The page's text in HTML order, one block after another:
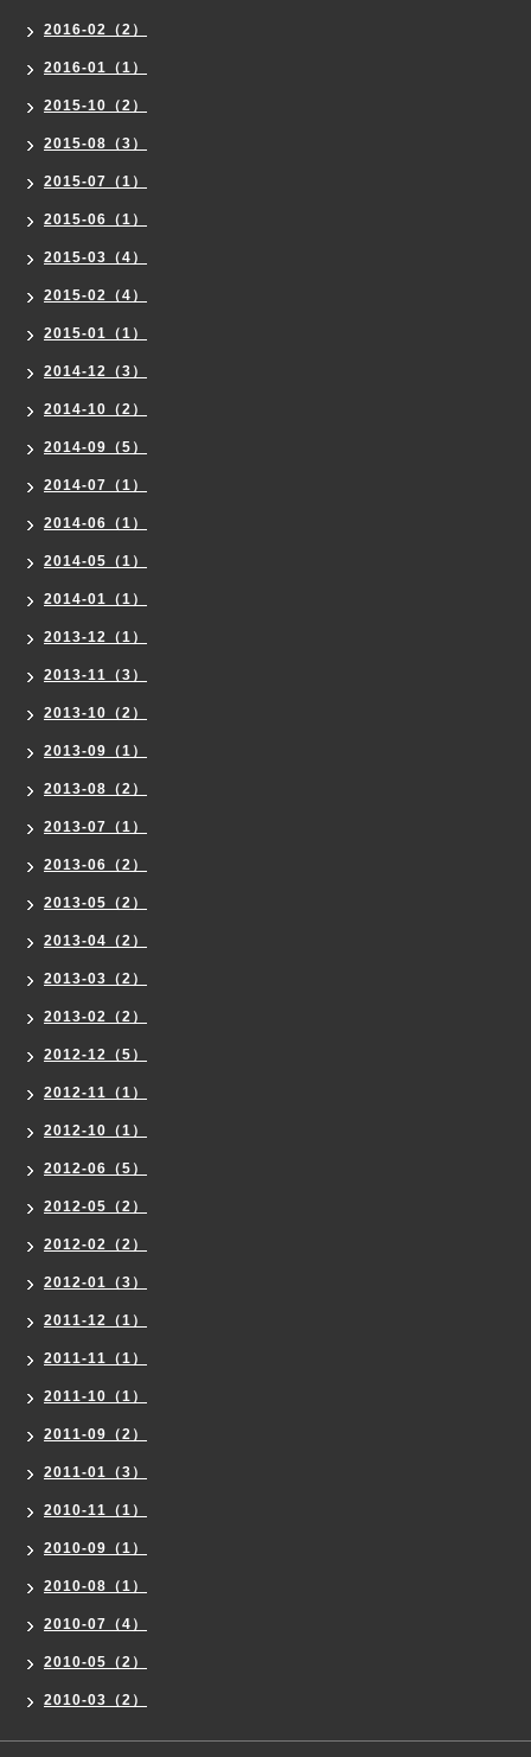
2016-02（2）
2016-01（1）
2015-10（2）
2015-08（3）
2015-07（1）
2015-06（1）
2015-03（4）
2015-02（4）
2015-01（1）
2014-12（3）
2014-10（2）
2014-09（5）
2014-07（1）
2014-06（1）
2014-05（1）
2014-01（1）
2013-12（1）
2013-11（3）
2013-10（2）
2013-09（1）
2013-08（2）
2013-07（1）
2013-06（2）
2013-05（2）
2013-04（2）
2013-03（2）
2013-02（2）
2012-12（5）
2012-11（1）
2012-10（1）
2012-06（5）
2012-05（2）
2012-02（2）
2012-01（3）
2011-12（1）
2011-11（1）
2011-10（1）
2011-09（2）
2011-01（3）
2010-11（1）
2010-09（1）
2010-08（1）
2010-07（4）
2010-05（2）
2010-03（2）